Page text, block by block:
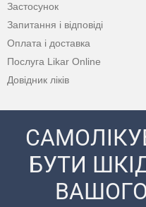
Застосунок
Запитання і відповіді
Оплата і доставка
Послуга Likar Online
Довідник ліків
БУТИ